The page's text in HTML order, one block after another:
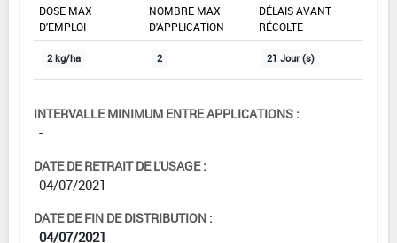
DOSE MAX
D'EMPLOI
NOMBRE MAX
D'APPLICATION
DÉLAIS AVANT
RÉCOLTE
2 kg/ha 2 21 Jour (s)
INTERVALLE MINIMUM ENTRE APPLICATIONS :
-
DATE DE RETRAIT DE L'USAGE :
04/07/2021
DATE DE FIN DE DISTRIBUTION :
04/07/2021